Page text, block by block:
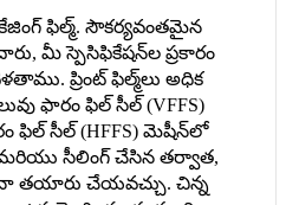
ఫిల్మ్. సౌకర్యవంతమైన
మీ స్పెసిఫికేషన్‌ల ప్రకారం
ప్రింట్ ఫిల్మ్‌లు అధిక
ఫారం ఫిల్ సీల్ (VFFS)
ఫిల్ సీల్ (HFFS) మెషీన్‌లో
సీలింగ్ చేసిన తర్వాత,
తయారు చేయవచ్చు. చిన్న